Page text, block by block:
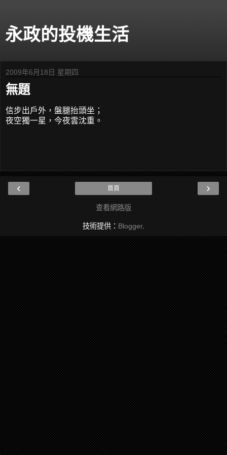
永政的投機生活
2009年6月18日 星期四
無題
信步出戶外，盤腿抬頭坐；
夜空獨一星，今夜雲沈重。
‹ ›
首頁
查看網路版
技術提供： Blogger.